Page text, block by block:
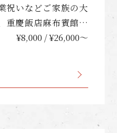
祝いなどご家族の大
重慶飯店麻布賓館の
をどうぞご利用くだ
¥8,000 / ¥26,000〜